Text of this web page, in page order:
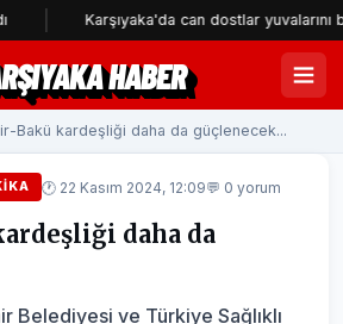
Karşıyaka'da can dostlar yuvalarını bekliyor
HABER
Bakü kardeşliği daha da güçlenecek...
🕐 22 Kasım 2024, 12:09💬 0 yorum
daha da
Belediyesi ve Türkiye Sağlıklı